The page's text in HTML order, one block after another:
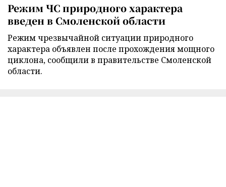
Режим ЧС природного характера
введен в Смоленской области
Режим чрезвычайной ситуации природного
характера объявлен после прохождения мощного
циклона, сообщили в правительстве Смоленской
области.